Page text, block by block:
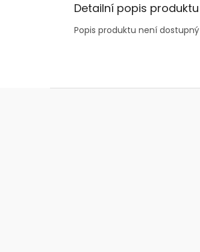
Detailní popis produktu
Popis produktu není dostupný